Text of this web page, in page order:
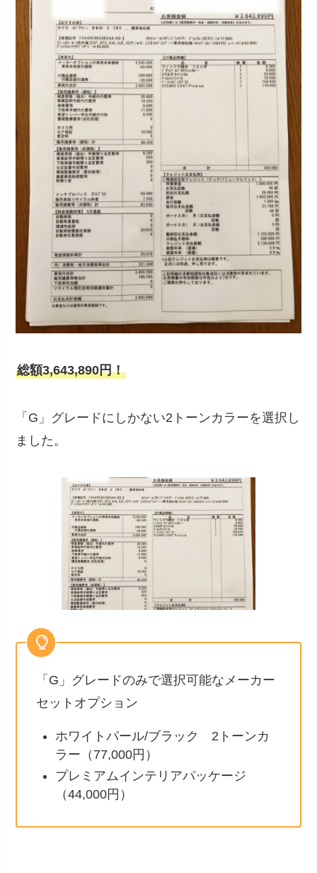
総額3,643,890円！
「G」グレードにしかない2トーンカラーを選択し
ました。
「G」グレードのみで選択可能なメーカー
セットオプション
ホワイトパール/ブラック 2トーンカ
ラー（77,000円）
プレミアムインテリアパッケージ
（44,000円）